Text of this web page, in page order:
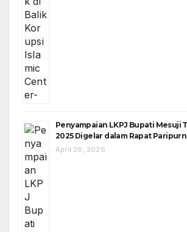
Penyampaian LKPJ Bupati Mesuji
2025 Digelar dalam Rapat
April 26, 2026